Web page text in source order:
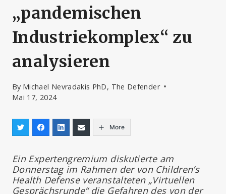
„pandemischen
Industriekomplex“ zu
analysieren
By Michael Nevradakis PhD, The Defender
Mai 17, 2024
More
Ein Expertengremium diskutierte am
Donnerstag im Rahmen der von Children’s
Health Defense veranstalteten „Virtuellen
Gesprächsrunde“ die Gefahren des von der